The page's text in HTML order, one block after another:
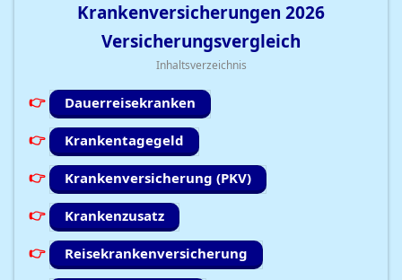
Krankenversicherungen 2026
Versicherungsvergleich
Inhaltsverzeichnis
Dauerreisekranken
Krankentagegeld
Krankenversicherung (PKV)
Krankenzusatz
Reisekrankenversicherung